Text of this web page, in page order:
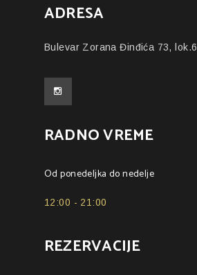
ADRESA
Bulevar Zorana Đinđića 73, lok.6
RADNO VREME
Od ponedeljka do nedelje
12:00 - 21:00
REZERVACIJE